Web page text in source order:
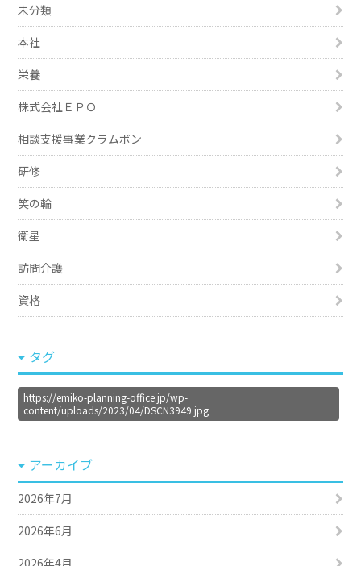
未分類
本社
栄養
株式会社ＥＰＯ
相談支援事業クラムボン
研修
笑の輪
衛星
訪問介護
資格
タグ
https://emiko-planning-office.jp/wp-
content/uploads/2023/04/DSCN3949.jpg
アーカイブ
2026年7月
2026年6月
2026年4月